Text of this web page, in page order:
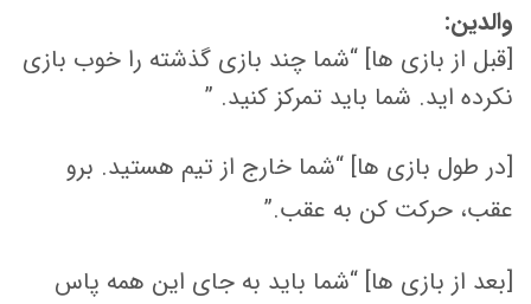
والدین:
[قبل از بازی ها] “شما چند بازی گذشته را خوب بازی
نکرده اید. شما باید تمرکز کنید. ”
[در طول بازی ها] “شما خارج از تیم هستید. برو
عقب، حرکت کن به عقب.”
[بعد از بازی ها] “شما باید به جای این همه پاس